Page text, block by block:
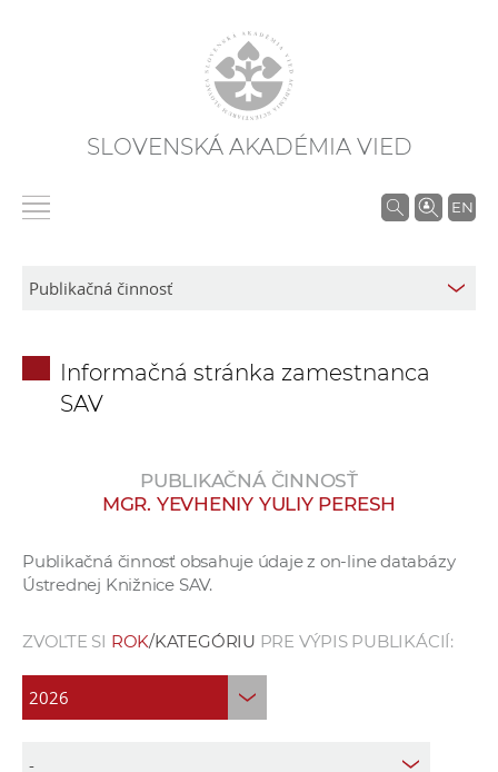
SLOVENSKÁ AKADÉMIA VIED
EN
V
á
p
c
í
Informačná stránka zamestnanca
SAV
PUBLIKAČNÁ ČINNOSŤ
MGR. YEVHENIY YULIY PERESH
Publikačná činnosť obsahuje údaje z on-line databázy
Ústrednej Knižnice SAV.
ZVOĽTE SI ROK/KATEGÓRIU PRE VÝPIS PUBLIKÁCIÍ: